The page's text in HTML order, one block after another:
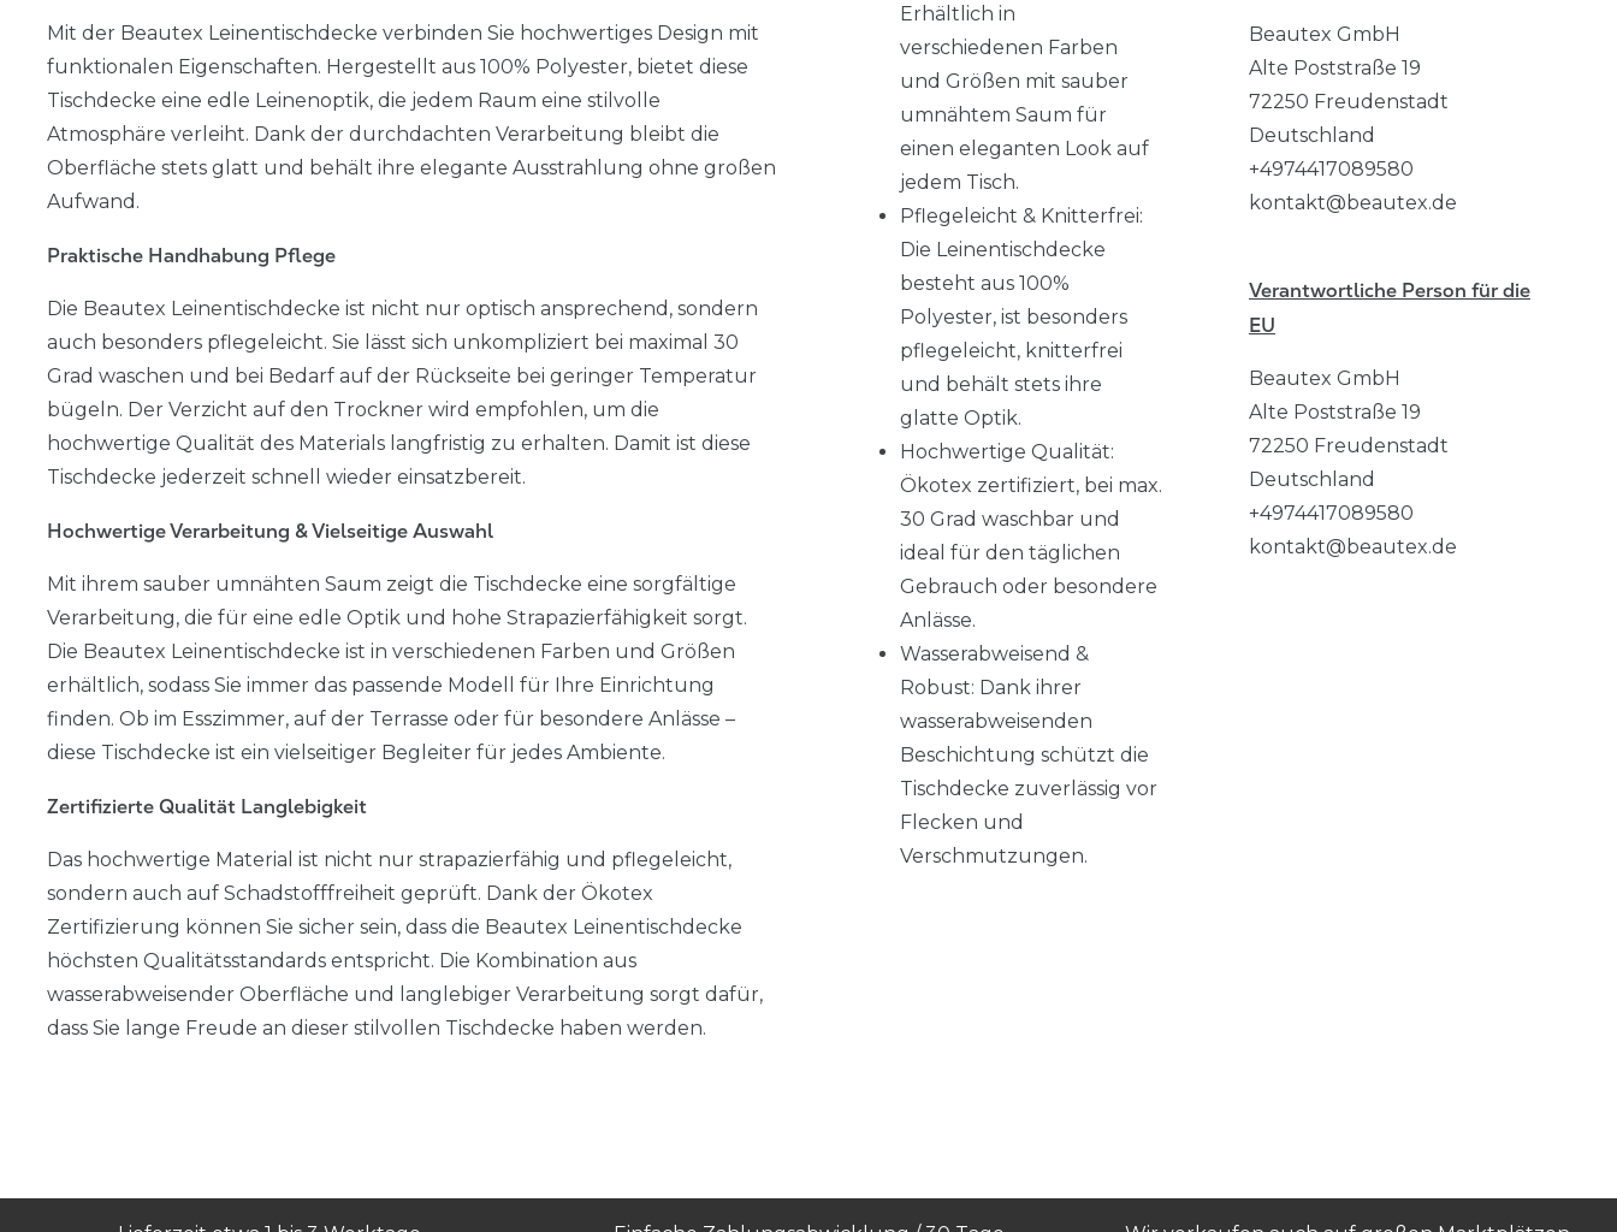
Mit der Beautex Leinentischdecke verbinden Sie hochwertiges Design mit
funktionalen Eigenschaften. Hergestellt aus 100% Polyester, bietet diese
Tischdecke eine edle Leinenoptik, die jedem Raum eine stilvolle
Atmosphäre verleiht. Dank der durchdachten Verarbeitung bleibt die
Oberfläche stets glatt und behält ihre elegante Ausstrahlung ohne großen
Aufwand.
Praktische Handhabung Pflege
Die Beautex Leinentischdecke ist nicht nur optisch ansprechend, sondern
auch besonders pflegeleicht. Sie lässt sich unkompliziert bei maximal 30
Grad waschen und bei Bedarf auf der Rückseite bei geringer Temperatur
bügeln. Der Verzicht auf den Trockner wird empfohlen, um die
hochwertige Qualität des Materials langfristig zu erhalten. Damit ist diese
Tischdecke jederzeit schnell wieder einsatzbereit.
Hochwertige Verarbeitung & Vielseitige Auswahl
Mit ihrem sauber umnähten Saum zeigt die Tischdecke eine sorgfältige
Verarbeitung, die für eine edle Optik und hohe Strapazierfähigkeit sorgt.
Die Beautex Leinentischdecke ist in verschiedenen Farben und Größen
erhältlich, sodass Sie immer das passende Modell für Ihre Einrichtung
finden. Ob im Esszimmer, auf der Terrasse oder für besondere Anlässe –
diese Tischdecke ist ein vielseitiger Begleiter für jedes Ambiente.
Zertifizierte Qualität Langlebigkeit
Das hochwertige Material ist nicht nur strapazierfähig und pflegeleicht,
sondern auch auf Schadstofffreiheit geprüft. Dank der Ökotex
Zertifizierung können Sie sicher sein, dass die Beautex Leinentischdecke
höchsten Qualitätsstandards entspricht. Die Kombination aus
wasserabweisender Oberfläche und langlebiger Verarbeitung sorgt dafür,
dass Sie lange Freude an dieser stilvollen Tischdecke haben werden.
Erhältlich in
verschiedenen Farben
und Größen mit sauber
umnähtem Saum für
einen eleganten Look auf
jedem Tisch.
Pflegeleicht & Knitterfrei:
Die Leinentischdecke
besteht aus 100%
Polyester, ist besonders
pflegeleicht, knitterfrei
und behält stets ihre
glatte Optik.
Hochwertige Qualität:
Ökotex zertifiziert, bei max.
30 Grad waschbar und
ideal für den täglichen
Gebrauch oder besondere
Anlässe.
Wasserabweisend &
Robust: Dank ihrer
wasserabweisenden
Beschichtung schützt die
Tischdecke zuverlässig vor
Flecken und
Verschmutzungen.
Beautex GmbH
Alte Poststraße 19
72250 Freudenstadt
Deutschland
+4974417089580
kontakt@beautex.de
Verantwortliche Person für die
EU
Beautex GmbH
Alte Poststraße 19
72250 Freudenstadt
Deutschland
+4974417089580
kontakt@beautex.de